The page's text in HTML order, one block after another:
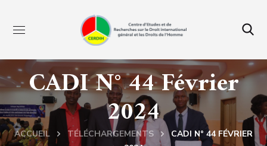
CADI N° 44 Février
2024
ACCUEIL TÉLÉCHARGEMENTS
CADI N° 44 FÉVRIER